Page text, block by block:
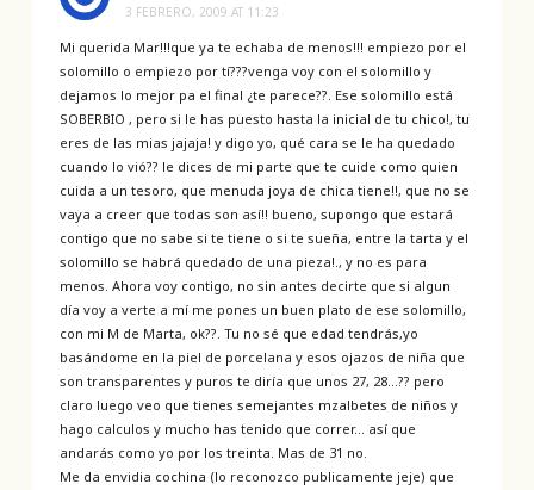
3 FEBRERO, 2009 AT 11:23
Mi querida Mar!!!que ya te echaba de menos!!! empiezo por el
solomillo o empiezo por tí???venga voy con el solomillo y
dejamos lo mejor pa el final ¿te parece??. Ese solomillo está
SOBERBIO , pero si le has puesto hasta la inicial de tu chico!, tu
eres de las mias jajaja! y digo yo, qué cara se le ha quedado
cuando lo vió?? le dices de mi parte que te cuide como quien
cuida a un tesoro, que menuda joya de chica tiene!!, que no se
vaya a creer que todas son así!! bueno, supongo que estará
contigo que no sabe si te tiene o si te sueña, entre la tarta y el
solomillo se habrá quedado de una pieza!., y no es para
menos. Ahora voy contigo, no sin antes decirte que si algun
día voy a verte a mí me pones un buen plato de ese solomillo,
con mi M de Marta, ok??. Tu no sé que edad tendrás,yo
basándome en la piel de porcelana y esos ojazos de niña que
son transparentes y puros te diría que unos 27, 28…?? pero
claro luego veo que tienes semejantes mzalbetes de niños y
hago calculos y mucho has tenido que correr… así que
andarás como yo por los treinta. Mas de 31 no.
Me da envidia cochina (lo reconozco publicamente jeje) que